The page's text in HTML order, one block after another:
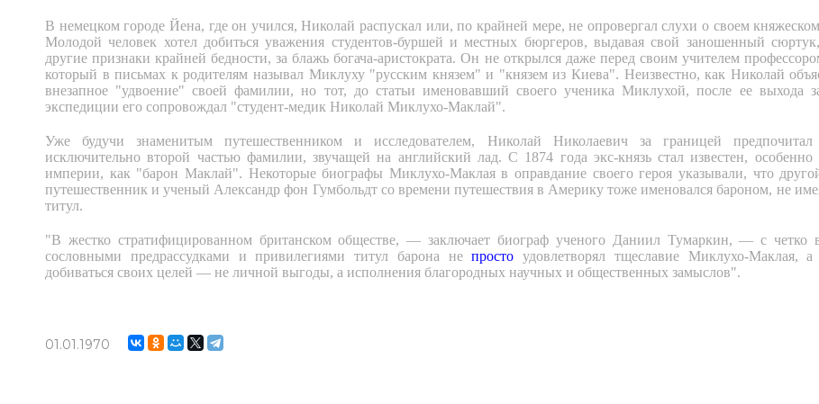
В немецком городе Йена, где он учился, Николай распускал или, по крайней мере, не опровергал слухи о своем
Молодой человек хотел добиться уважения студентов-буршей и местных бюргеров, выдавая свой заношенный
другие признаки крайней бедности, за блажь богача-аристократа. Он не открылся даже перед своим учителем
который в письмах к родителям называл Миклуху "русским князем" и "князем из Киева". Неизвестно, как Николай
внезапное "удвоение" своей фамилии, но тот, до статьи именовавший своего ученика Миклухой, после ее выхода
экспедиции его сопровождал "студент-медик Николай Миклухо-Маклай".
Уже будучи знаменитым путешественником и исследователем, Николай Николаевич за границей предпочитал
исключительно второй частью фамилии, звучащей на английский лад. С 1874 года экс-князь стал известен, особенно
империи, как "барон Маклай". Некоторые биографы Миклухо-Маклая в оправдание своего героя указывали, что
путешественник и ученый Александр фон Гумбольдт со времени путешествия в Америку тоже именовался бароном, не
титул.
"В жестко стратифицированном британском обществе, — заключает биограф ученого Даниил Тумаркин, — с четко
сословными предрассудками и привилегиями титул барона непросто удовлетворял тщеславие Миклухо-Маклая,
добиваться своих целей — не личной выгоды, а исполнения благородных научных и общественных замыслов".
01.01.1970